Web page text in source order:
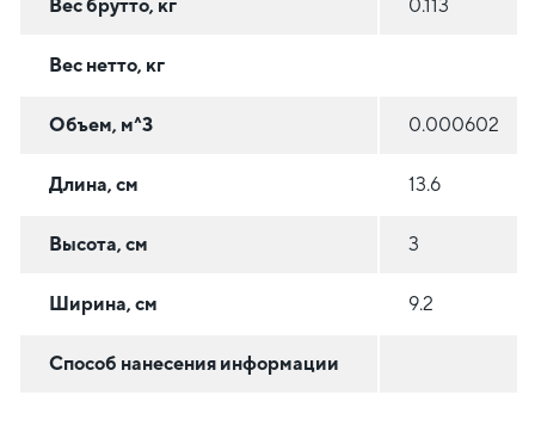
Вес брутто, кг 0.113
Вес нетто, кг
Объем, м^3 0.000602
Длина, см 13.6
Высота, см 3
Ширина, см 9.2
Способ нанесения информации